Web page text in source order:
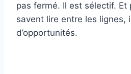
pas fermé. Il est sélectif. Et
savent lire entre les lignes,
d’opportunités.